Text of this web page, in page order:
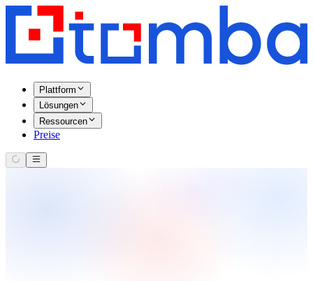
Plattform
Lösungen
Ressourcen
Preise